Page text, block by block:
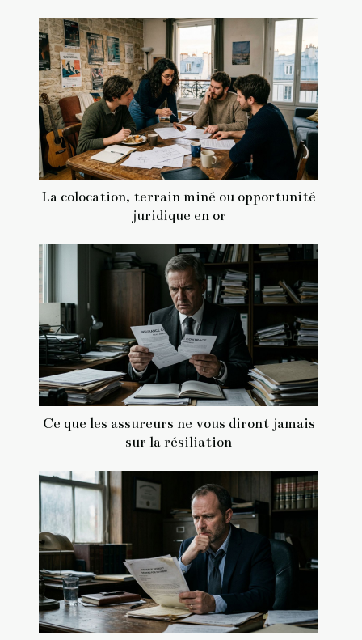
La colocation, terrain miné ou opportunité
juridique en or
Ce que les assureurs ne vous diront jamais
sur la résiliation